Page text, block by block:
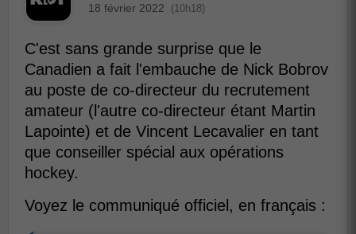
18 février 2022 (10h18)
C'est sans grande surprise que le
Canadien a fait l'embauche de Nick Bobrov
au poste de co-directeur du recrutement
amateur (l'autre co-directeur étant Martin
Lapointe) et de Vincent Lecavalier en tant
que conseiller spécial aux opérations
hockey.
Voyez le communiqué officiel, en français :